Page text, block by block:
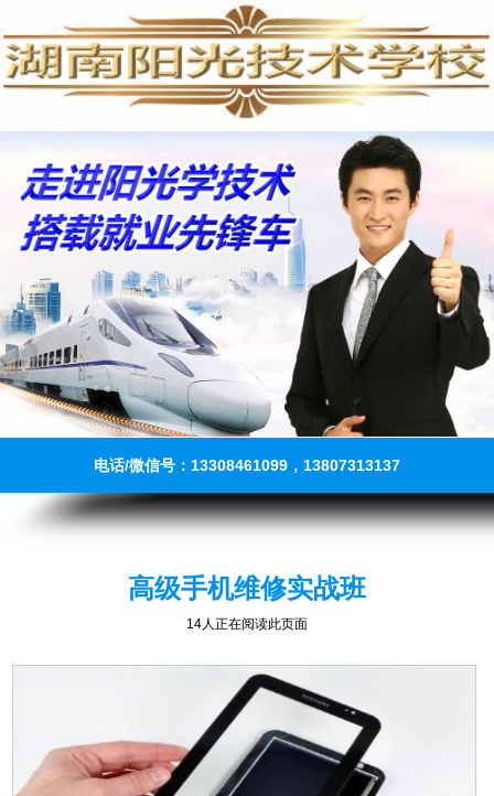
电话/微信号：13308461099，13807313137
高级手机维修实战班
14人正在阅读此页面